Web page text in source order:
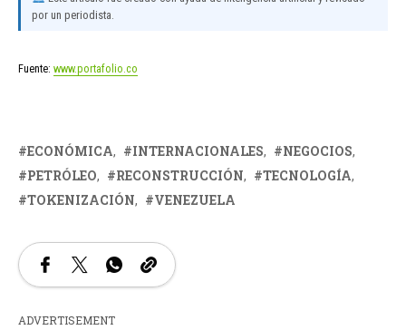
por un periodista.
Fuente: www.portafolio.co
ECONÓMICA INTERNACIONALES
NEGOCIOS
PETRÓLEO
RECONSTRUCCIÓN
TECNOLOGÍA
TOKENIZACIÓN
VENEZUELA
ADVERTISEMENT